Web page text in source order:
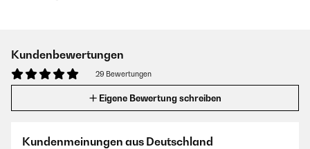
Kundenbewertungen
29 Bewertungen
Eigene Bewertung schreiben
Kundenmeinungen aus Deutschland